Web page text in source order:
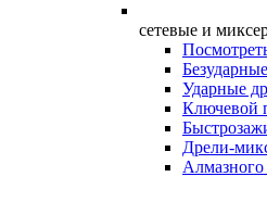
сетевые и
Ударные
Ключевой
Дрели-
Алмазного